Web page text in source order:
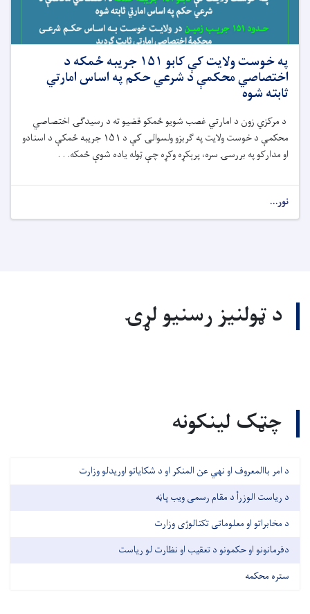
په خوست ولایت کې کابو ۱۵۱ جریبه ځمکه د
اختصاصي محکمې د شرعي حکم په اساس امارتي
ثابته شوه
د مرکزي زون د امارتي غصب شویو ځمکو قضیو ته د رسیدګۍ اختصاصي
محکمې د خوست ولایت په ګربزو ولسوالۍ کې د ۱۵۱ جریبه ځمکې د اسنادو
او مدارکو په بررسۍ سره، پرېکړه وکړه چې ټوله یاده شوې ځمکه. . .
نور...
د ټولنیز رسنیو لړۍ
چټک لینکونه
د امر باالمعروف او نهي عن المنکر او د شکایاتو اوریدلو وزارت
د ریاست الوزرأ د مقام رسمی ویب پاڼه
د مخابراتو او معلوماتی تکنالوژی وزارت
دفرمانونو او حکمونو د تعقیب او نظارت لو ریاست
ستره محکمه